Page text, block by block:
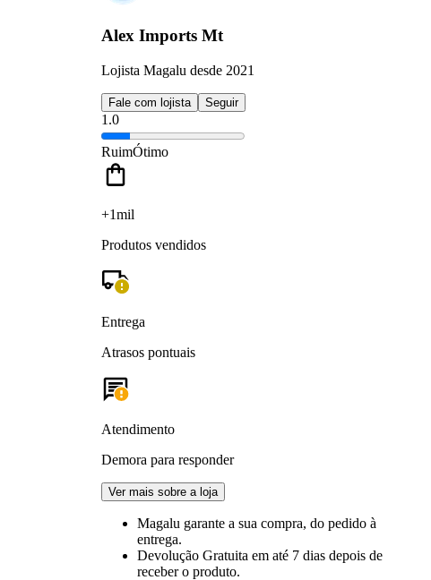
Alex Imports Mt
Lojista Magalu desde 2021
Fale com lojista Seguir
1.0
RuimÓtimo
+1mil
Produtos vendidos
Entrega
Atrasos pontuais
Atendimento
Demora para responder
Ver mais sobre a loja
Magalu garante a sua compra, do pedido à
entrega.
Devolução Gratuita em até 7 dias depois de
receber o produto.